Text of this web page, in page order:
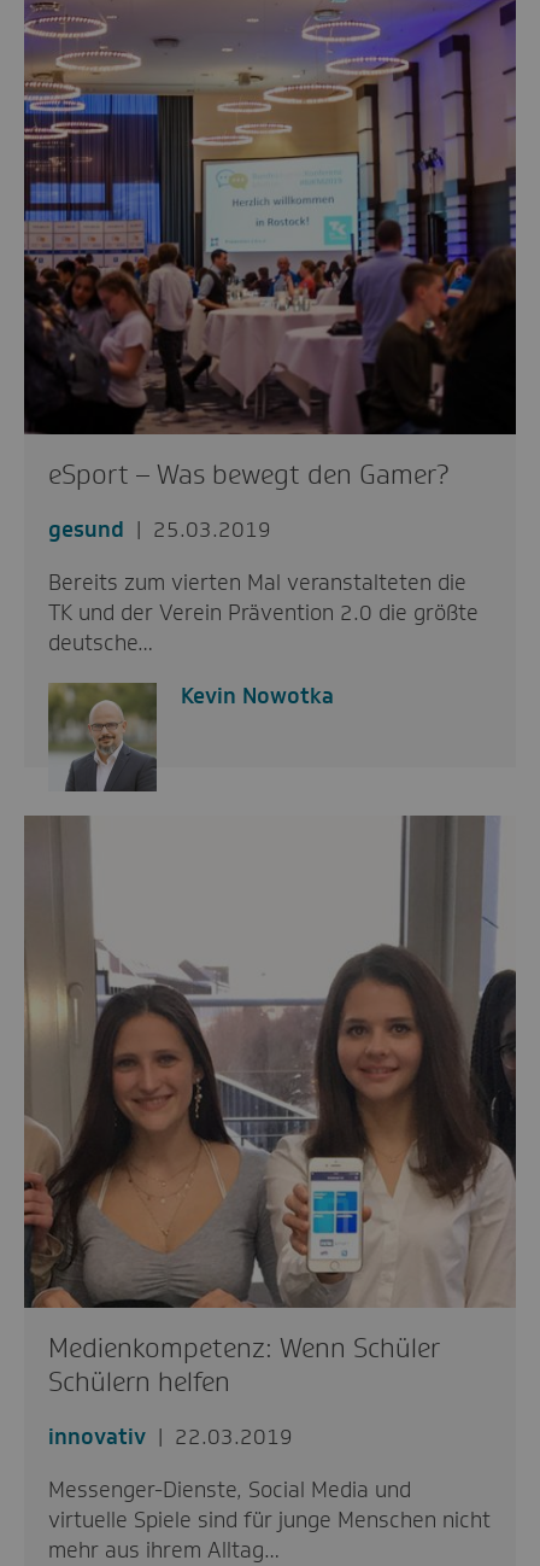
eSport – Was bewegt den Gamer?
gesund
25.03.2019
Bereits zum vierten Mal veranstalteten die
TK und der Verein Prävention 2.0 die größte
deutsche…
Kevin Nowotka
Medienkompetenz: Wenn Schüler
Schülern helfen
innovativ
22.03.2019
Messenger-Dienste, Social Media und
virtuelle Spiele sind für junge Menschen nicht
mehr aus ihrem Alltag…